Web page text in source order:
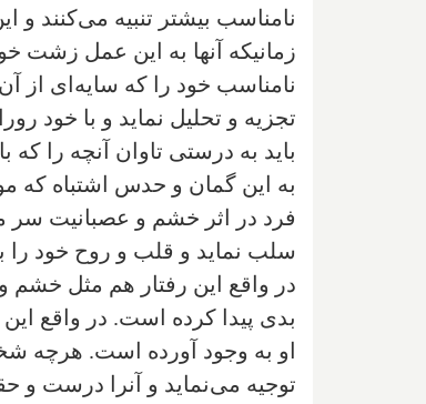
نامناسب بیشتر تنبیه می‌کنند و
زمانیکه آنها به این عمل زشت
نامناسب خود را که سایه‌ای از
تجزیه و تحلیل نماید و با خود
باید به درستی تاوان آنچه را که
به این گمان و حدس اشتباه که
فرد در اثر خشم و عصبانیت سر
سلب نماید و قلب و روح خود را
در واقع این رفتار هم مثل
بدی پیدا کرده است. در واقع
او به وجود آورده است. هرچه
توجیه می‌نماید و آنرا درست و